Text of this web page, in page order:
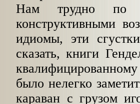
Нам трудно
конструктивными
идиомы, эти
сказать, книги
было нелегко
караван с грузом